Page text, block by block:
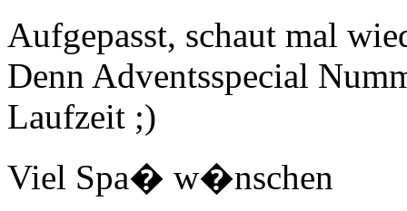
Aufgepasst, schaut mal
Denn Adventsspecial
Laufzeit ;)
Viel Spa� w�nschen